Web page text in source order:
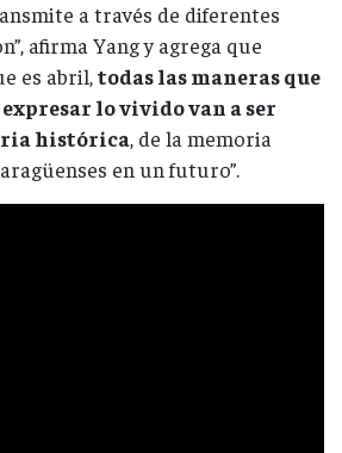
a través de diferentes
afirma Yang y agrega que
es abril,todas las maneras que
lo vivido van a ser
histórica, de la memoria
en un futuro”.